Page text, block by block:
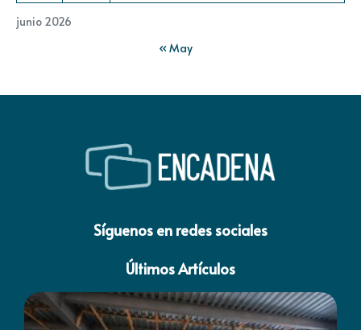
junio 2026
« May
Síguenos en redes sociales
Últimos Artículos